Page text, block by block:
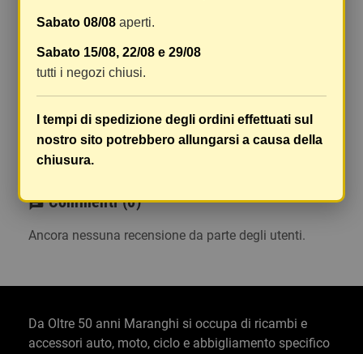
spedizione saranno addebitate per ognuno di
essi. Il vostro pacco sarà inviato a vostro rischio,
ma viene prestata un'attenzione particolare in
caso di oggetti fragili.
Le scatole hanno dimensioni adeguatamente
ampie e i vostri articoli son ben protetti.
chat Commenti (0)
Ancora nessuna recensione da parte degli utenti.
Sabato 08/08 aperti.
Sabato 15/08, 22/08 e 29/08
tutti i negozi chiusi.
I tempi di spedizione degli ordini effettuati sul
nostro sito potrebbero allungarsi a causa della
chiusura.
Da Oltre 50 anni Maranghi si occupa di ricambi e
accessori auto, moto, ciclo e abbigliamento specifico